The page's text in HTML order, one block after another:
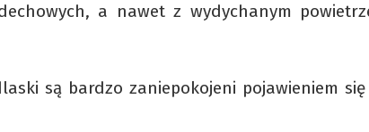
a nawet z wydychanym
są bardzo zaniepokojeni pojawieniem